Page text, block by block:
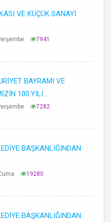
VE KÜÇÜK SANAYİ
7941
BAYRAMI VE
100.YILI ..
7282
BAŞKANLIĞINDAN
19280
BAŞKANLIĞINDAN